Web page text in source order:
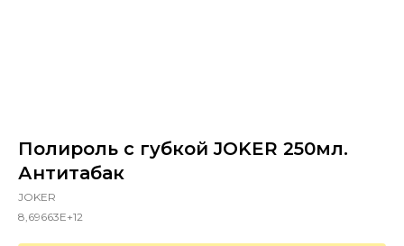
Полироль с губкой JOKER 250мл.
Антитабак
JOKER
8,69663E+12